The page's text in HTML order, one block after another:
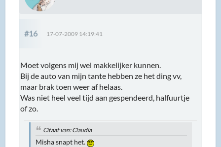
#16 17-07-2009 14:19:41
Moet volgens mij wel makkelijker kunnen.
Bij de auto van mijn tante hebben ze het ding vv,
maar brak toen weer af helaas.
Was niet heel veel tijd aan gespendeerd, halfuurtje
of zo.
Citaat van: Claudia
Misha snapt het.